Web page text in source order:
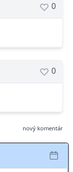
0
0
nový komentár